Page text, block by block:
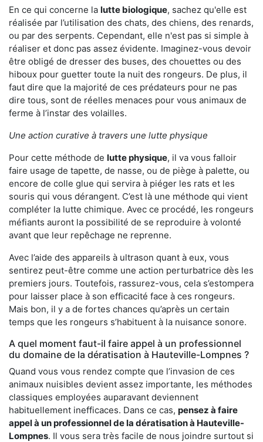
En ce qui concerne la lutte biologique, sachez qu'elle est
réalisée par l’utilisation des chats, des chiens, des renards,
ou par des serpents. Cependant, elle n'est pas si simple à
réaliser et donc pas assez évidente. Imaginez-vous devoir
être obligé de dresser des buses, des chouettes ou des
hiboux pour guetter toute la nuit des rongeurs. De plus, il
faut dire que la majorité de ces prédateurs pour ne pas
dire tous, sont de réelles menaces pour vous animaux de
ferme à l’instar des volailles.
Une action curative à travers une lutte physique
Pour cette méthode de lutte physique, il va vous falloir
faire usage de tapette, de nasse, ou de piège à palette, ou
encore de colle glue qui servira à piéger les rats et les
souris qui vous dérangent. C’est là une méthode qui vient
compléter la lutte chimique. Avec ce procédé, les rongeurs
méfiants auront la possibilité de se reproduire à volonté
avant que leur repêchage ne reprenne.
Avec l’aide des appareils à ultrason quant à eux, vous
sentirez peut-être comme une action perturbatrice dès les
premiers jours. Toutefois, rassurez-vous, cela s’estompera
pour laisser place à son efficacité face à ces rongeurs.
Mais bon, il y a de fortes chances qu’après un certain
temps que les rongeurs s’habituent à la nuisance sonore.
A quel moment faut-il faire appel à un professionnel
du domaine de la dératisation à Hauteville-Lompnes ?
Quand vous vous rendez compte que l’invasion de ces
animaux nuisibles devient assez importante, les méthodes
classiques employées auparavant deviennent
habituellement inefficaces. Dans ce cas, pensez à faire
appel à un professionnel de la dératisation à Hauteville-
Lompnes. Il vous sera très facile de nous joindre surtout si